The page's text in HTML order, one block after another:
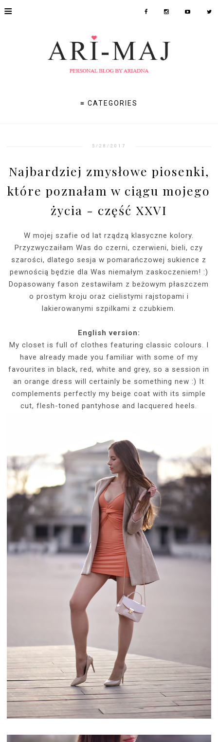
≡
≡ CATEGORIES
5/28/2017
Najbardziej zmysłowe piosenki,
które poznałam w ciągu mojego
życia - część XXVI
W mojej szafie od lat rządzą klasyczne kolory.
Przyzwyczaiłam Was do czerni, czerwieni, bieli, czy
szarości, dlatego sesja w pomarańczowej sukience z
pewnością będzie dla Was niemałym zaskoczeniem! :)
Dopasowany fason zestawiłam z beżowym płaszczem
o prostym kroju oraz cielistymi rajstopami i
lakierowanymi szpilkami z czubkiem.
English version:
My closet is full of clothes featuring classic colours. I
have already made you familiar with some of my
favourites in black, red, white and grey, so a session in
an orange dress will certainly be something new :) It
complements perfectly my beige coat with its simple
cut, flesh-toned pantyhose and lacquered heels.